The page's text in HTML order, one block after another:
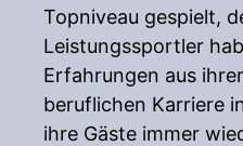
Topniveau gespielt,
Leistungssportler
Erfahrungen aus
beruflichen Karriere
ihre Gäste immer